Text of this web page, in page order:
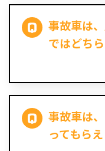
事故車は
ではどち
事故車は
ってもら